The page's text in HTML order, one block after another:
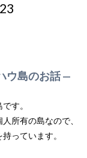
ウ島のお話 —
す。
所有の島なので、
っています。